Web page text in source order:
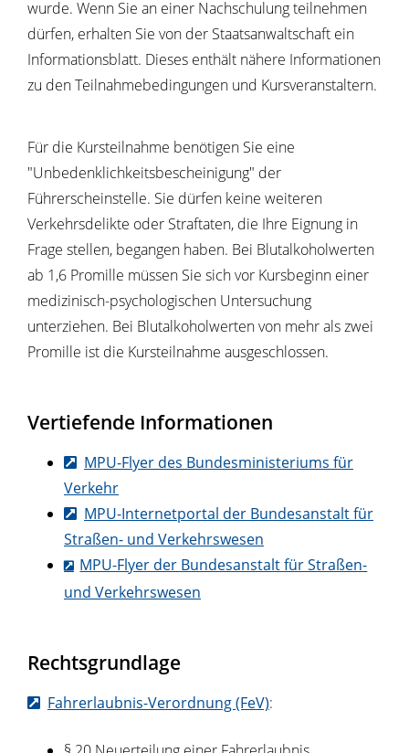
wurde. Wenn Sie an einer Nachschulung teilnehmen
dürfen, erhalten Sie von der Staatsanwaltschaft ein
Informationsblatt. Dieses enthält nähere Informationen
zu den Teilnahmebedingungen und Kursveranstaltern.
Für die Kursteilnahme benötigen Sie eine
"Unbedenklichkeitsbescheinigung" der
Führerscheinstelle. Sie dürfen keine weiteren
Verkehrsdelikte oder Straftaten, die Ihre Eignung in
Frage stellen, begangen haben. Bei Blutalkoholwerten
ab 1,6 Promille müssen Sie sich vor Kursbeginn einer
medizinisch-psychologischen Untersuchung
unterziehen. Bei Blutalkoholwerten von mehr als zwei
Promille ist die Kursteilnahme ausgeschlossen.
Vertiefende Informationen
MPU-Flyer des Bundesministeriums für
Verkehr
MPU-Internetportal der Bundesanstalt für
Straßen- und Verkehrswesen
MPU-Flyer der Bundesanstalt für Straßen-
und Verkehrswesen
Rechtsgrundlage
Fahrerlaubnis-Verordnung (FeV):